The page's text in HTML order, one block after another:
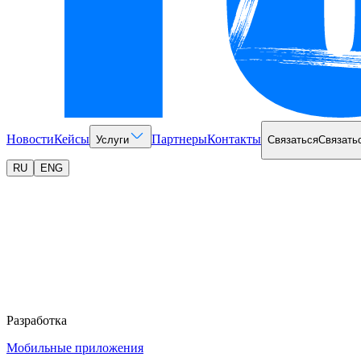
НовостиКейсы Услуги ПартнерыКонтакты Связаться
RU ENG
Разработка
Мобильные приложения